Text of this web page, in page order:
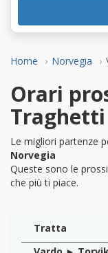
Home Norvegia
Orari
Le migliori partenze
Norvegia
Queste sono le
che più ti piace.
Tratta